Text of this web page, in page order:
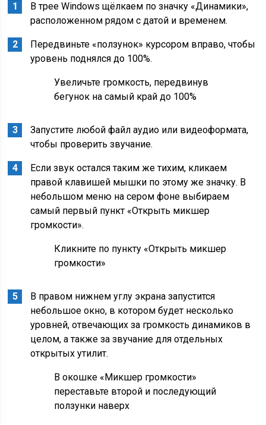
В трее Windows щёлкаем по значку «Динамики»,
расположенном рядом с датой и временем.
Передвиньте «ползунок» курсором вправо, чтобы
уровень поднялся до 100%.
Увеличьте громкость, передвинув
бегунок на самый край до 100%
Запустите любой файл аудио или видеоформата,
чтобы проверить звучание.
Если звук остался таким же тихим, кликаем
правой клавишей мышки по этому же значку. В
небольшом меню на сером фоне выбираем
самый первый пункт «Открыть микшер
громкости».
Кликните по пункту «Открыть микшер
громкости»
В правом нижнем углу экрана запустится
небольшое окно, в котором будет несколько
уровней, отвечающих за громкость динамиков в
целом, а также за звучание для отдельных
открытых утилит.
В окошке «Микшер громкости»
переставьте второй и последующий
ползунки наверх